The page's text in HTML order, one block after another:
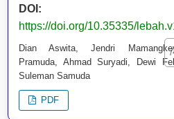
DOI:
https://doi.org/10.35335/
Dian Aswita, Jendri
Pramuda, Ahmad Suryadi, Dewi
Suleman Samuda
PDF